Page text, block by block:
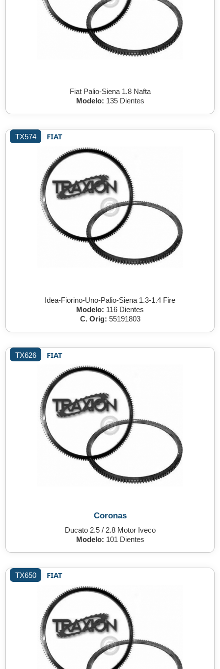
Fiat Palio-Siena 1.8 Nafta
Modelo: 135 Dientes
TX574 FIAT
Idea-Fiorino-Uno-Palio-Siena 1.3-1.4 Fire
Modelo: 116 Dientes
C. Orig: 55191803
TX626 FIAT
Coronas
Ducato 2.5 / 2.8 Motor Iveco
Modelo: 101 Dientes
TX650 FIAT